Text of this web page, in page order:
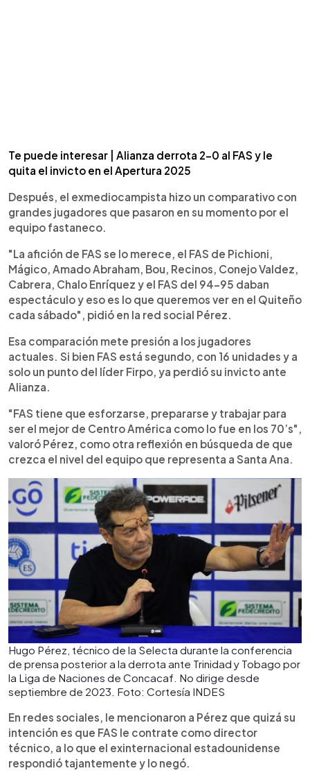
Te puede interesar | Alianza derrota 2-0 al FAS y le
quita el invicto en el Apertura 2025
Después, el exmediocampista hizo un comparativo con
grandes jugadores que pasaron en su momento por el
equipo fastaneco.
"La afición de FAS se lo merece, el FAS de Pichioni,
Mágico, Amado Abraham, Bou, Recinos, Conejo Valdez,
Cabrera, Chalo Enríquez y el FAS del 94-95 daban
espectáculo y eso es lo que queremos ver en el Quiteño
cada sábado", pidió en la red social Pérez.
Esa comparación mete presión a los jugadores
actuales. Si bien FAS está segundo, con 16 unidades y a
solo un punto del líder Firpo, ya perdió su invicto ante
Alianza.
"FAS tiene que esforzarse, prepararse y trabajar para
ser el mejor de Centro América como lo fue en los 70’s",
valoró Pérez, como otra reflexión en búsqueda de que
crezca el nivel del equipo que representa a Santa Ana.
Hugo Pérez, técnico de la Selecta durante la conferencia
de prensa posterior a la derrota ante Trinidad y Tobago por
la Liga de Naciones de Concacaf. No dirige desde
septiembre de 2023. Foto: Cortesía INDES
En redes sociales, le mencionaron a Pérez que quizá su
intención es que FAS le contrate como director
técnico, a lo que el exinternacional estadounidense
respondió tajantemente y lo negó.